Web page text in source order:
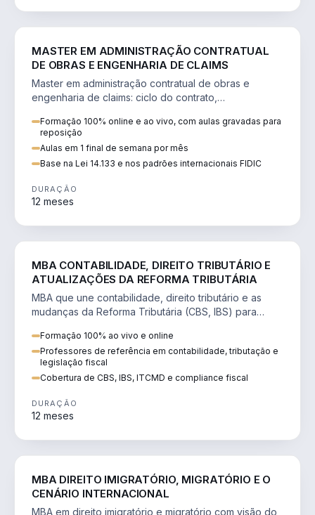
MASTER EM ADMINISTRAÇÃO CONTRATUAL
DE OBRAS E ENGENHARIA DE CLAIMS
Master em administração contratual de obras e
engenharia de claims: ciclo do contrato,
Formação 100% online e ao vivo, com aulas gravadas para
reposição
Aulas em 1 final de semana por mês
Base na Lei 14.133 e nos padrões internacionais FIDIC
DURAÇÃO
12 meses
MBA CONTABILIDADE, DIREITO TRIBUTÁRIO E
ATUALIZAÇÕES DA REFORMA TRIBUTÁRIA
MBA que une contabilidade, direito tributário e as
mudanças da Reforma Tributária (CBS, IBS) para
Formação 100% ao vivo e online
Professores de referência em contabilidade, tributação e
legislação fiscal
Cobertura de CBS, IBS, ITCMD e compliance fiscal
DURAÇÃO
12 meses
MBA DIREITO IMIGRATÓRIO, MIGRATÓRIO E O
CENÁRIO INTERNACIONAL
MBA em direito imigratório e migratório com visão do